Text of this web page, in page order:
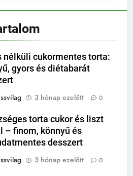
nélküli cukormentes torta:
gyors és diétabarát
3 hónap ezelőtt 0
torta cukor és liszt
– finom, könnyű és
desszert
3 hónap ezelőtt 0